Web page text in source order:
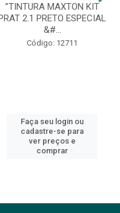
”TINTURA MAXTON KIT
2.1 PRETO ESPECIAL
&#...
Código: 12711
Faça seu login ou
cadastre-se para
ver preços e
comprar